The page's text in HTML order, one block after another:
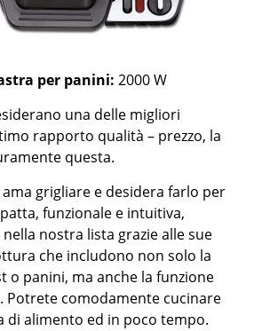
per panini:2000 W
una delle migliori
rapporto qualità – prezzo, la
questa.
grigliare e desidera farlo per
funzionale e intuitiva,
nella nostra lista grazie alle sue
che includono non solo la
o panini, ma anche la funzione
Potrete comodamente cucinare
di alimento ed in poco tempo.